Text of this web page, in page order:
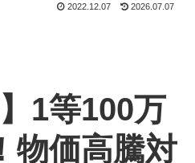
2022.12.07 2026.07.07
1等100万
物価高騰対